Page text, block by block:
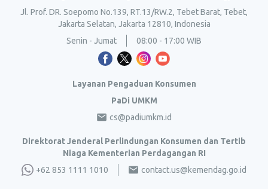
Jl. Prof. DR. Soepomo No.139, RT.13/RW.2, Tebet Barat, Tebet,
Jakarta Selatan, Jakarta 12810, Indonesia
Senin - Jumat
08:00 - 17:00 WIB
Layanan Pengaduan Konsumen
PaDi UMKM
cs@padiumkm.id
Direktorat Jenderal Perlindungan Konsumen dan Tertib
Niaga Kementerian Perdagangan RI
+62 853 1111 1010
contact.us@kemendag.go.id